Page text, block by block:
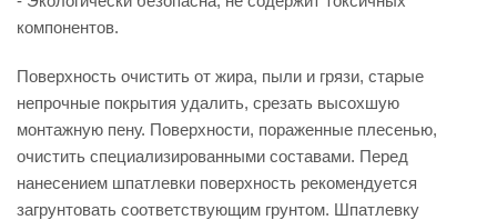
компонентов.
Поверхность очистить от жира, пыли и грязи, старые
непрочные покрытия удалить, срезать высохшую
монтажную пену. Поверхности, пораженные плесенью,
очистить специализированными составами. Перед
нанесением шпатлевки поверхность рекомендуется
загрунтовать соответствующим грунтом. Шпатлевку